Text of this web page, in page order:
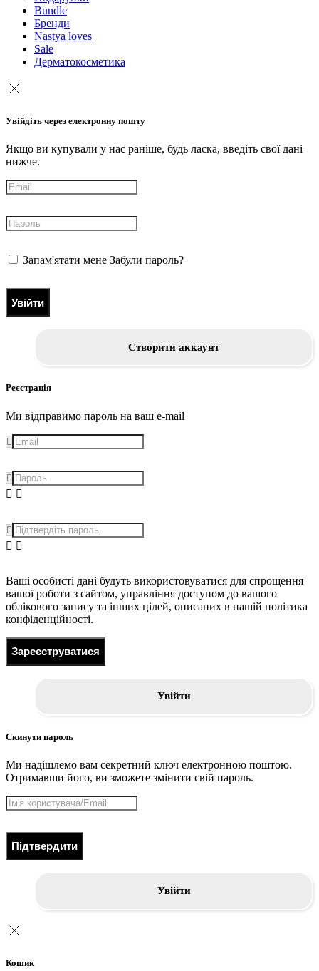
Bundle
Бренди
Nastya loves
Sale
Дерматокосметика
Увійдіть через електронну пошту
Якщо ви купували у нас раніше, будь ласка, введіть свої дані
нижче.
Запам'ятати мене Забули пароль?
Увійти
Створити аккаунт
Реєстрація
Ми відправимо пароль на ваш e-mail
Ваші особисті дані будуть використовуватися для спрощення
вашої роботи з сайтом, управління доступом до вашого
облікового запису та інших цілей, описаних в нашій політика
конфіденційності.
Зареєструватися
Увійти
Скинути пароль
Ми надішлемо вам секретний ключ електронною поштою.
Отримавши його, ви зможете змінити свій пароль.
Підтвердити
Увійти
Кошик